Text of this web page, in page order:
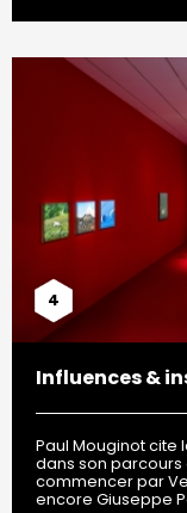
4
Influences &
Paul Mouginot cite
dans son parcours
commencer par
encore Giuseppe